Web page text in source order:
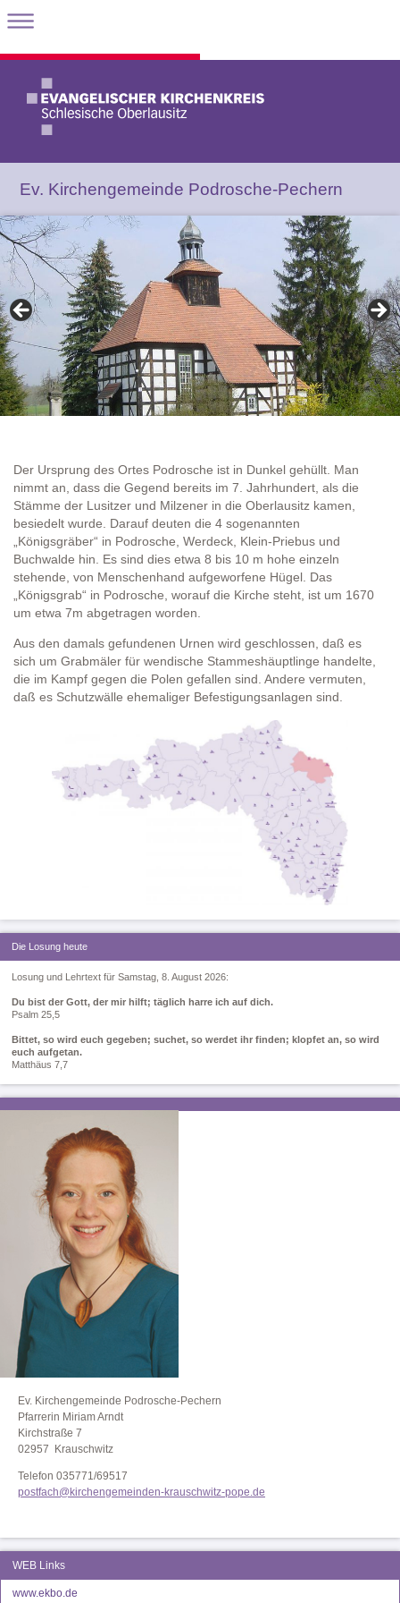
Ev. Kirchengemeinde Podrosche-Pechern
Der Ursprung des Ortes Podrosche ist in Dunkel gehüllt. Man
nimmt an, dass die Gegend bereits im 7. Jahrhundert, als die
Stämme der Lusitzer und Milzener in die Oberlausitz kamen,
besiedelt wurde. Darauf deuten die 4 sogenannten
„Königsgräber“ in Podrosche, Werdeck, Klein-Priebus und
Buchwalde hin. Es sind dies etwa 8 bis 10 m hohe einzeln
stehende, von Menschenhand aufgeworfene Hügel. Das
„Königsgrab“ in Podrosche, worauf die Kirche steht, ist um 1670
um etwa 7m abgetragen worden.
Aus den damals gefundenen Urnen wird geschlossen, daß es
sich um Grabmäler für wendische Stammeshäuptlinge handelte,
die im Kampf gegen die Polen gefallen sind. Andere vermuten,
daß es Schutzwälle ehemaliger Befestigungsanlagen sind.
Die Losung heute
Losung und Lehrtext für Samstag, 8. August 2026:
Du bist der Gott, der mir hilft; täglich harre ich auf dich.
Psalm 25,5
Bittet, so wird euch gegeben; suchet, so werdet ihr finden; klopfet an, so wird
euch aufgetan.
Matthäus 7,7
Ev. Kirchengemeinde Podrosche-Pechern
Pfarrerin Miriam Arndt
Kirchstraße 7
02957 Krauschwitz
Telefon 035771/69517
postfach@kirchengemeinden-krauschwitz-pope.de
WEB Links
www.ekbo.de